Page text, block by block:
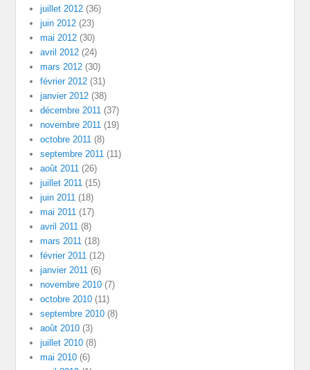
juillet 2012 (36)
juin 2012 (23)
mai 2012 (30)
avril 2012 (24)
mars 2012 (30)
février 2012 (31)
janvier 2012 (38)
décembre 2011 (37)
novembre 2011 (19)
octobre 2011 (8)
septembre 2011 (11)
août 2011 (26)
juillet 2011 (15)
juin 2011 (18)
mai 2011 (17)
avril 2011 (8)
mars 2011 (18)
février 2011 (12)
janvier 2011 (6)
novembre 2010 (7)
octobre 2010 (11)
septembre 2010 (8)
août 2010 (3)
juillet 2010 (8)
mai 2010 (6)